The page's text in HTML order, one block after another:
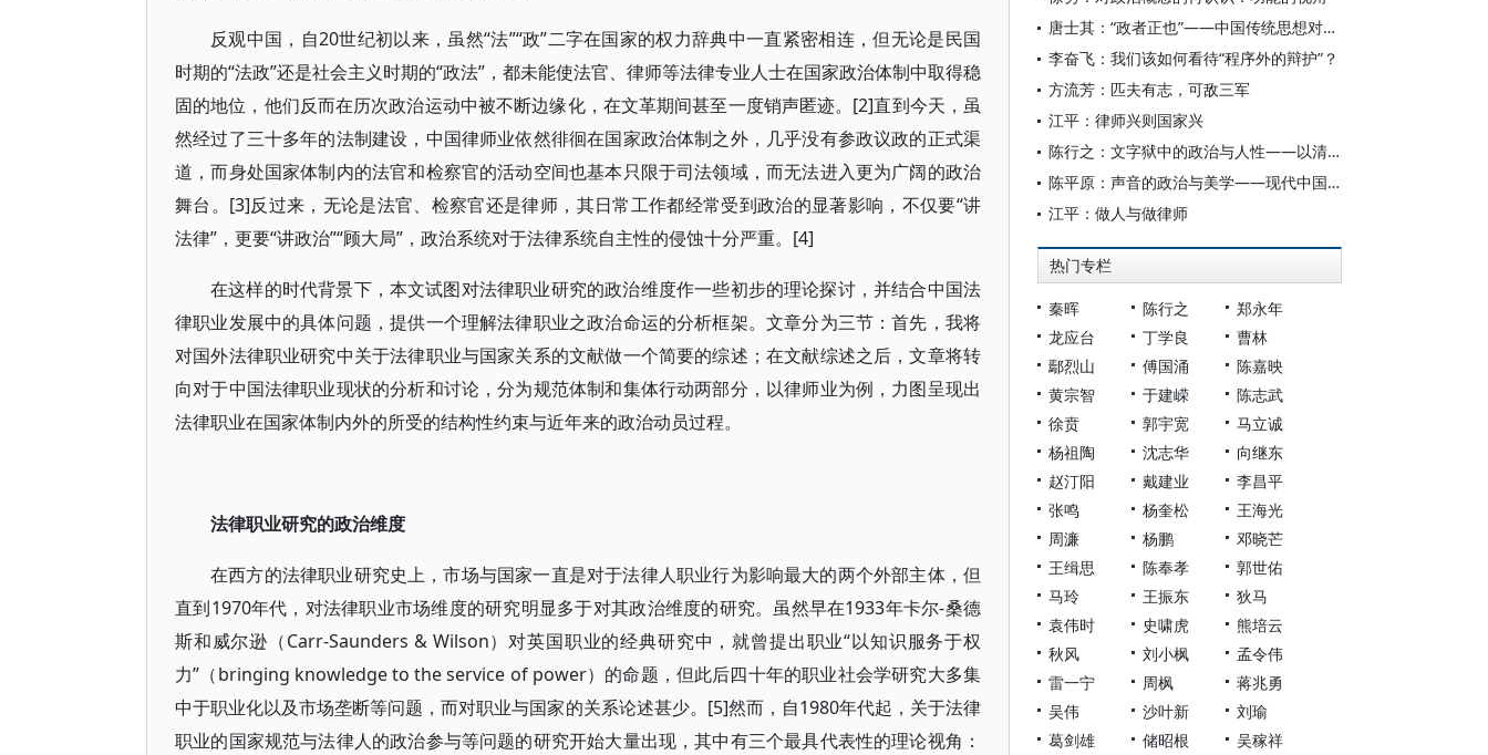
反观中国，自20世纪初以来，虽然“法”“政”二字在国家的权力辞典中一直紧密相连，但无论是民国
时期的“法政”还是社会主义时期的“政法”，都未能使法官、律师等法律专业人士在国家政治体制中取得稳
固的地位，他们反而在历次政治运动中被不断边缘化，在文革期间甚至一度销声匿迹。[2]直到今天，虽
然经过了三十多年的法制建设，中国律师业依然徘徊在国家政治体制之外，几乎没有参政议政的正式渠
道，而身处国家体制内的法官和检察官的活动空间也基本只限于司法领域，而无法进入更为广阔的政治
舞台。[3]反过来，无论是法官、检察官还是律师，其日常工作都经常受到政治的显著影响，不仅要“讲
法律”，更要“讲政治”“顾大局”，政治系统对于法律系统自主性的侵蚀十分严重。[4]
在这样的时代背景下，本文试图对法律职业研究的政治维度作一些初步的理论探讨，并结合中国法
律职业发展中的具体问题，提供一个理解法律职业之政治命运的分析框架。文章分为三节：首先，我将
对国外法律职业研究中关于法律职业与国家关系的文献做一个简要的综述；在文献综述之后，文章将转
向对于中国法律职业现状的分析和讨论，分为规范体制和集体行动两部分，以律师业为例，力图呈现出
法律职业在国家体制内外的所受的结构性约束与近年来的政治动员过程。
法律职业研究的政治维度
在西方的法律职业研究史上，市场与国家一直是对于法律人职业行为影响最大的两个外部主体，但
直到1970年代，对法律职业市场维度的研究明显多于对其政治维度的研究。虽然早在1933年卡尔-桑德
斯和威尔逊（Carr-Saunders & Wilson）对英国职业的经典研究中，就曾提出职业“以知识服务于权
力”（bringing knowledge to the service of power）的命题，但此后四十年的职业社会学研究大多集
中于职业化以及市场垄断等问题，而对职业与国家的关系论述甚少。[5]然而，自1980年代起，关于法律
职业的国家规范与法律人的政治参与等问题的研究开始大量出现，其中有三个最具代表性的理论视角：
唐士其：“政者正也”——中国传统思想对政治的融贯性理解
李奋飞：我们该如何看待“程序外的辩护”？
方流芳：匹夫有志，可敌三军
江平：律师兴则国家兴
陈行之：文字狱中的政治与人性——以清代庄廷鑨明史案为例
陈平原：声音的政治与美学——现代中国演说家的理论与实践
江平：做人与做律师
热门专栏
秦晖 陈行之
郑永年
龙应台
丁学良
曹林
鄢烈山
傅国涌
陈嘉映
黄宗智
于建嵘
陈志武
徐贲
郭宇宽
马立诚
杨祖陶
沈志华
向继东
赵汀阳
戴建业
李昌平
张鸣
杨奎松
王海光
周濂
杨鹏
邓晓芒
王缉思
陈奉孝
郭世佑
马玲
王振东
狄马
袁伟时
史啸虎
熊培云
秋风
刘小枫
孟令伟
雷一宁
周枫
蒋兆勇
吴伟
沙叶新
刘瑜
葛剑雄
储昭根
吴稼祥